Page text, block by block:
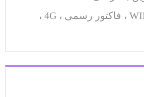
دوسیمکارت ، WIFI ، فاکتور رسمی ، 4G ،